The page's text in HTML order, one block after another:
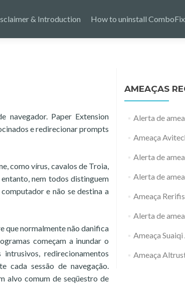
& Introduction How to uninstall ComboFix
navegador. Paper Extension
e redirecionar prompts
como vírus, cavalos de Troia,
nem todos distinguem
e não se destina a
que normalmente não danifica
começam a inundar o
redirecionamentos
cada sessão de navegação.
alvo comum de seqüestro de
AMEAÇAS
Alerta de
Ameaça
Alerta de
Alerta de
Ameaça
Alerta de
Ameaça
Ameaça